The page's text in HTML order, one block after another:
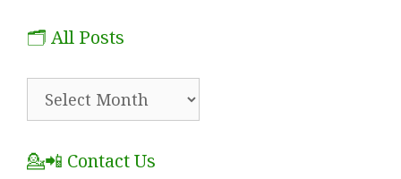
🗂️ All Posts
💁📲 Contact Us